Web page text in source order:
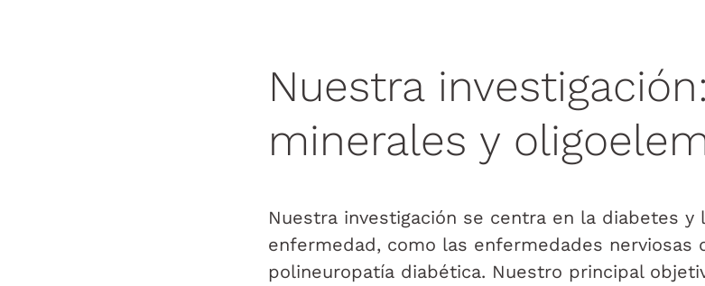
Nuestra
minerales y
Nuestra investigación se centra en la diabetes y
enfermedad, como las enfermedades nerviosas
polineuropatía diabética. Nuestro principal